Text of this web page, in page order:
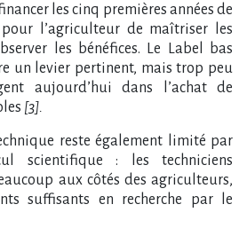
les cinq premières années de
l’agriculteur de maîtriser les
les bénéfices. Le Label bas
un levier pertinent, mais trop peu
aujourd’hui dans l’achat de
[3].
reste également limité par
scientifique : les techniciens
aux côtés des agriculteurs,
suffisants en recherche par le